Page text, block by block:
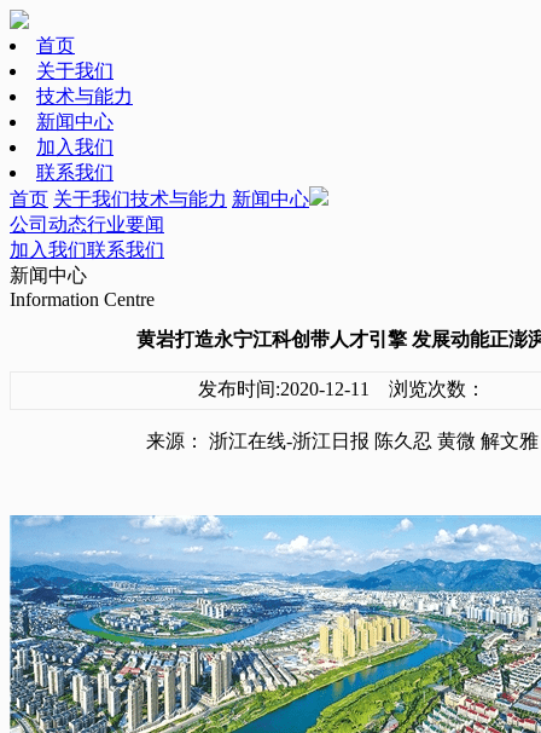
首页
关于我们
技术与能力
新闻中心
加入我们
联系我们
首页 关于我们技术与能力 新闻中心
公司动态行业要闻
加入我们联系我们
新闻中心
Information Centre
黄岩打造永宁江科创带人才引擎 发展动能正澎
发布时间:2020-12-11 浏览次数：
来源： 浙江在线-浙江日报 陈久忍 黄微 解文雅